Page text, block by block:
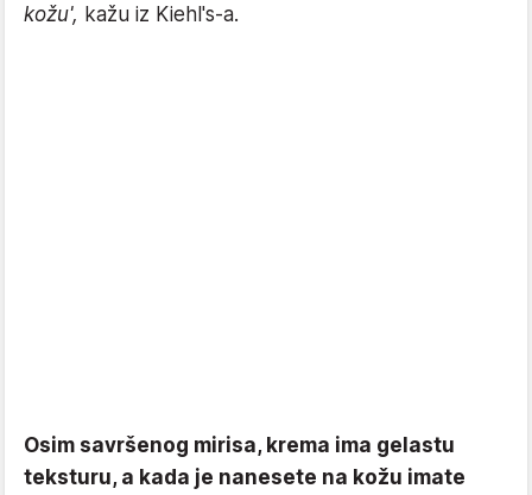
kožu', kažu iz Kiehl's-a.
Osim savršenog mirisa, krema ima gelastu
teksturu, a kada je nanesete na kožu imate